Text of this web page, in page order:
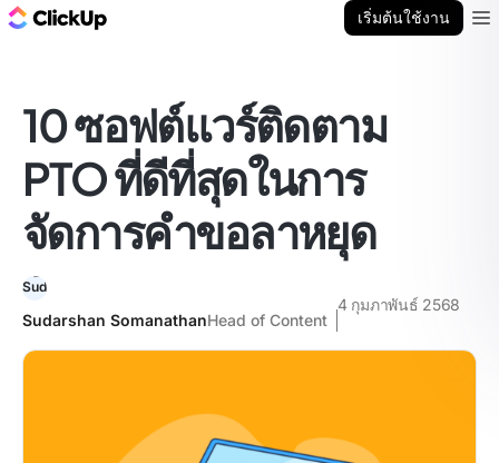
เริ่มต้นใช้งาน
10 ซอฟต์แวร์ติดตาม
PTO ที่ดีที่สุดในการ
จัดการคำขอลาหยุด
Sudarshan SomanathanHead of Content
4 กุมภาพันธ์ 2568